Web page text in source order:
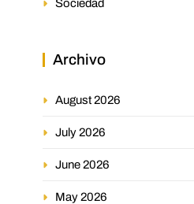
Sociedad
Archivo
August 2026
July 2026
June 2026
May 2026